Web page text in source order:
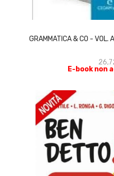
GRAMMATICA & CO - VOL.
E-book non